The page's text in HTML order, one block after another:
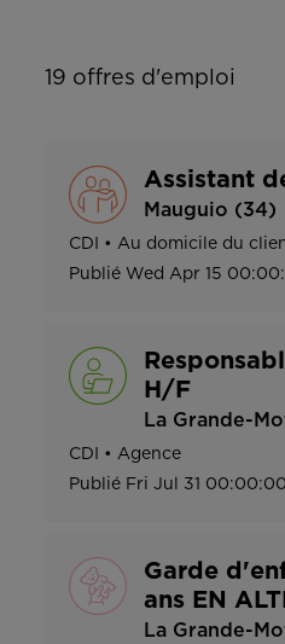
19 offres d'emploi
Assistant
Mauguio (34)
CDI • Au domicile du
Publié Wed Apr 15
H/F
La Grande-
CDI • Agence
Publié Fri Jul 31
Garde
ans EN
La Grande-